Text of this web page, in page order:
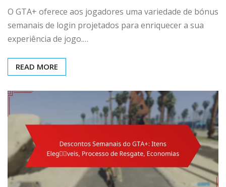
O GTA+ oferece aos jogadores uma variedade de bónus
semanais de login projetados para enriquecer a sua
experiência de jogo.…
READ MORE